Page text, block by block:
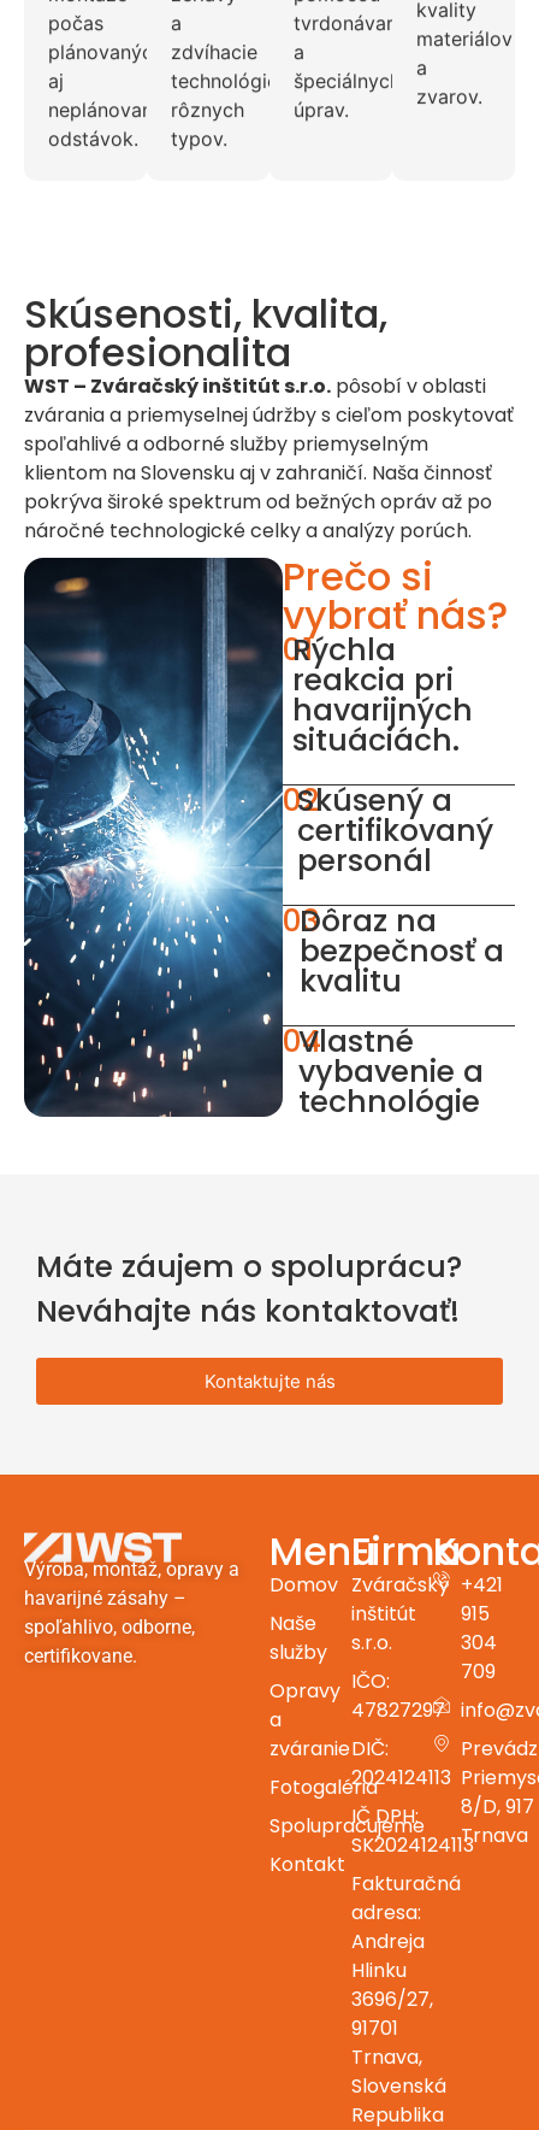
počas
plánovaných
aj
neplánovaných
odstávok.
a
zdvíhacie
technológie
rôznych
typov.
tvrdonávarkov
a
špeciálnych
úprav.
kvality
materiálov
a
zvarov.
Skúsenosti, kvalita,
profesionalita
WST – Zváračský inštitút s.r.o. pôsobí v oblasti
zvárania a priemyselnej údržby s cieľom poskytovať
spoľahlivé a odborné služby priemyselným
klientom na Slovensku aj v zahraničí. Naša činnosť
pokrýva široké spektrum od bežných opráv až po
náročné technologické celky a analýzy porúch.
Prečo si
vybrať nás?
01
Rýchla
reakcia pri
havarijných
situáciách.
02
Skúsený a
certifikovaný
personál
03Dôraz na
bezpečnosť a
kvalitu
04
Vlastné
vybavenie a
technológie
Máte záujem o spoluprácu?
Neváhajte nás kontaktovať!
Kontaktujte nás
Výroba, montáž, opravy a
havarijné zásahy –
spoľahlivo, odborne,
certifikovane.
Menu
Domov
Naše
služby
Opravy
a
zváranie
Fotogaléria
Spolupracujeme
Kontakt
Firma
Zváračský
inštitút
s.r.o.
IČO:
47827297
DIČ:
2024124113
IČ DPH:
SK2024124113
Fakturačná
adresa:
Andreja
Hlinku
3696/27,
91701
Trnava,
Slovenská
Republika
+421
915
304
709
8/D, 917
Trnava